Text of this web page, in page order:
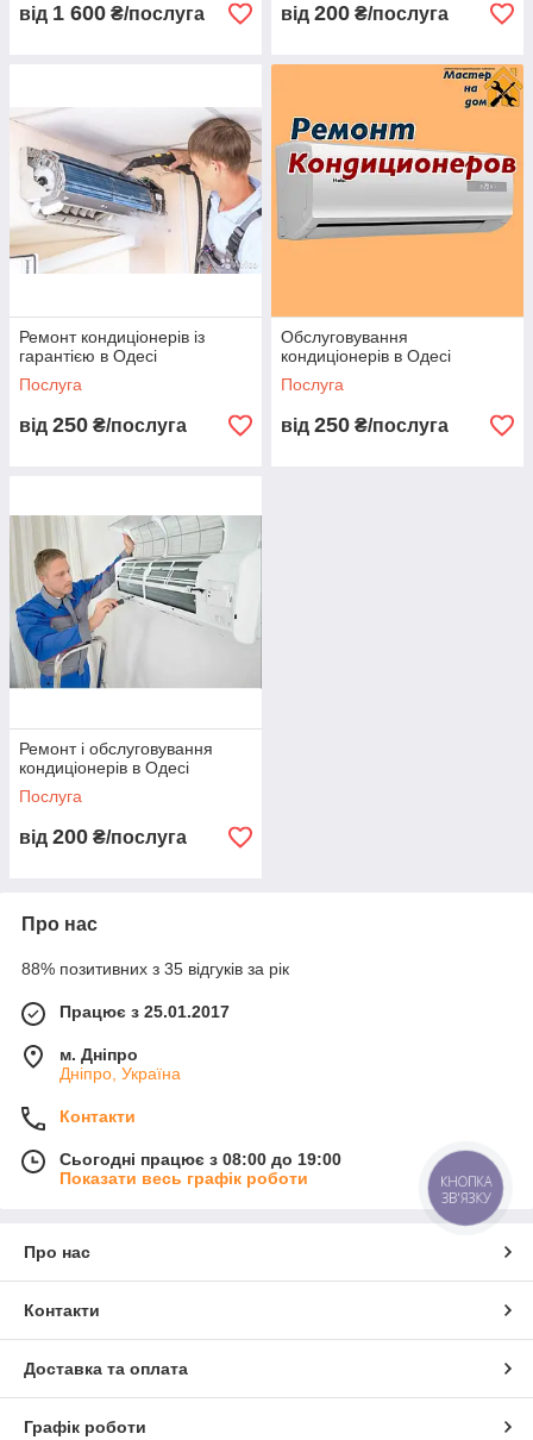
від 1 600 ₴/послуга від 200 ₴/послуга
Ремонт кондиціонерів із
гарантією в Одесі
Послуга
від 250 ₴/послуга
Обслуговування
кондиціонерів в Одесі
Послуга
від 250 ₴/послуга
Ремонт і обслуговування
кондиціонерів в Одесі
Послуга
від 200 ₴/послуга
Про нас
88% позитивних з 35 відгуків за рік
Працює з 25.01.2017
м. Дніпро
Дніпро, Україна
Контакти
Сьогодні працює з 08:00 до 19:00
Показати весь графік роботи
Про нас
Контакти
Доставка та оплата
Графік роботи
КНОПКА
ЗВ'ЯЗКУ